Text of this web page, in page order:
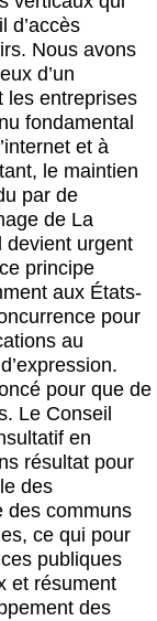
d’accès
Nous avons
d’un
les entreprises
fondamental
et à
le maintien
par de
de La
devient urgent
principe
aux États-
pour
au
pour que de
Le Conseil
en
résultat pour
des
des communs
ce qui pour
publiques
et résument
des